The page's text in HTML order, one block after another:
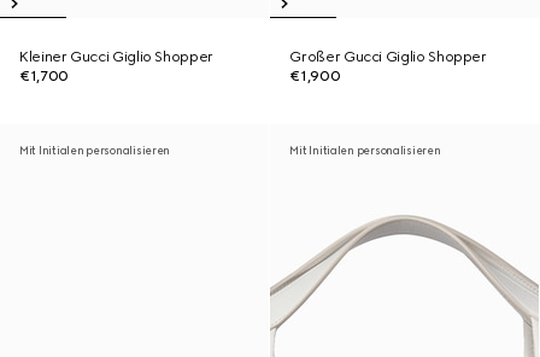
Kleiner Gucci Giglio Shopper
€1,700
Großer Gucci Giglio Shopper
€1,900
Mit Initialen personalisieren Mit Initialen personalisieren